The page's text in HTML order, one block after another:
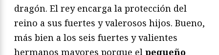
dragón. El rey encarga la protección del
reino a sus fuertes y valerosos hijos. Bueno,
más bien a los seis fuertes y valientes
hermanos mayores porque el pequeño